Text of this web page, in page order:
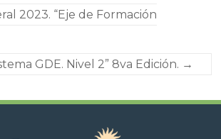
2023. “Eje de Formación
GDE. Nivel 2” 8va Edición. →